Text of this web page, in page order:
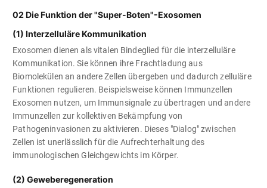
02 Die Funktion der "Super-Boten"-Exosomen
(1) Interzelluläre Kommunikation
Exosomen dienen als vitalen Bindeglied für die interzelluläre
Kommunikation. Sie können ihre Frachtladung aus
Biomolekülen an andere Zellen übergeben und dadurch zelluläre
Funktionen regulieren. Beispielsweise können Immunzellen
Exosomen nutzen, um Immunsignale zu übertragen und andere
Immunzellen zur kollektiven Bekämpfung von
Pathogeninvasionen zu aktivieren. Dieses "Dialog" zwischen
Zellen ist unerlässlich für die Aufrechterhaltung des
immunologischen Gleichgewichts im Körper.
(2) Geweberegeneration